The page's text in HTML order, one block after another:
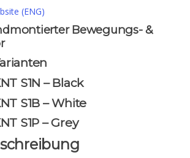
(ENG)
Bewegungs- &
S1N – Black
S1B – White
S1P – Grey